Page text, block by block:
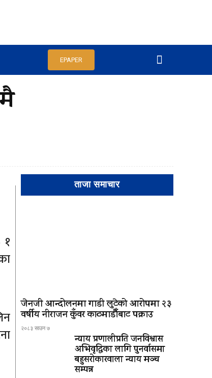
EPAPER
१
ताजा समाचार
जेनजी आन्दोलनमा गाडी लुटेको आरोपमा २३
वर्षीय नीराजन कुँवर काठमाडौँबाट पक्राउ
२०८३ साउन ७
न्याय प्रणालीप्रति जनविश्वास
अभिवृद्धिका लागि पुनर्वासमा
बहुसरोकारवाला न्याय मञ्च
सम्पन्न